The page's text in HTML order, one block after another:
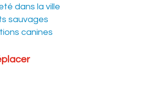
dans la ville
sauvages
canines